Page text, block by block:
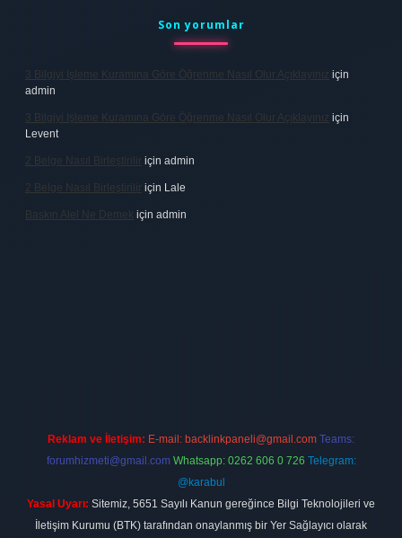
Son yorumlar
3 Bilgiyi Işleme Kuramına Göre Öğrenme Nasıl Olur Açıklayınız için
admin
3 Bilgiyi Işleme Kuramına Göre Öğrenme Nasıl Olur Açıklayınız için
Levent
2 Belge Nasıl Birleştirilir için admin
2 Belge Nasıl Birleştirilir için Lale
Baskın Alel Ne Demek için admin
Reklam ve İletişim: E-mail: backlinkpaneli@gmail.com Teams:
forumhizmeti@gmail.com Whatsapp: 0262 606 0 726 Telegram:
@karabul
Yasal Uyarı: Sitemiz, 5651 Sayılı Kanun gereğince Bilgi Teknolojileri ve
İletişim Kurumu (BTK) tarafından onaylanmış bir Yer Sağlayıcı olarak